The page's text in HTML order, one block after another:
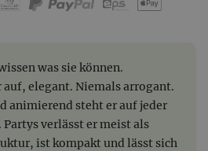
was sie können.
elegant. Niemals arrogant.
animierend steht er auf jeder
verlässt er meist als
ist kompakt und lässt sich